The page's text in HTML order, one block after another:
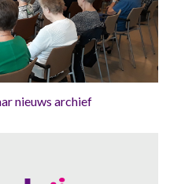
nieuws archief